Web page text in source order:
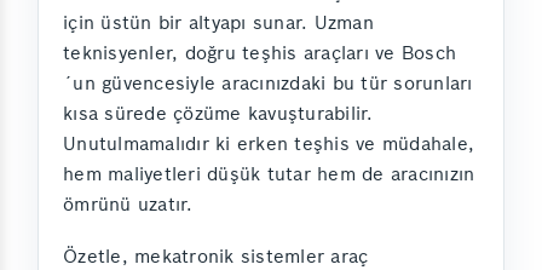
için üstün bir altyapı sunar. Uzman
teknisyenler, doğru teşhis araçları ve Bosch
´un güvencesiyle aracınızdaki bu tür sorunları
kısa sürede çözüme kavuşturabilir.
Unutulmamalıdır ki erken teşhis ve müdahale,
hem maliyetleri düşük tutar hem de aracınızın
ömrünü uzatır.
Özetle, mekatronik sistemler araç